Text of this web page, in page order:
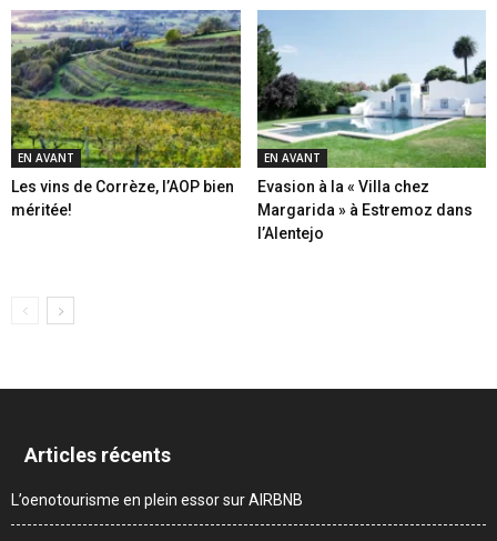
EN AVANT
Les vins de Corrèze, l’AOP bien
méritée!
EN AVANT
Evasion à la « Villa chez
Margarida » à Estremoz dans
l’Alentejo
Articles récents
L’oenotourisme en plein essor sur AIRBNB